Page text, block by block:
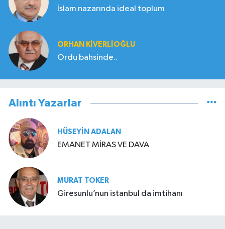
İslam nazarında ideal toplum
ORHAN KIVERLIOĞLU
Ordu bahsinde..
Alıntı Yazarlar
HÜSEYIN ADALAN
EMANET MİRAS VE DAVA
MURAT TOKER
Giresunlu’nun istanbul da imtihanı